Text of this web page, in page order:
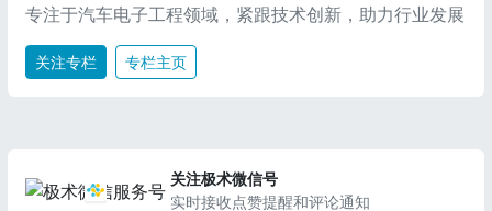
专注于汽车电子工程领域，紧跟技术创新，助力行业发展
关注专栏 专栏主页
关注极术微信号
实时接收点赞提醒和评论通知